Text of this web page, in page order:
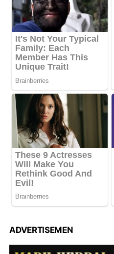
ADVERTISEMEN